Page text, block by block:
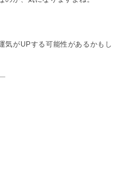
気がUPする可能性があるかもし